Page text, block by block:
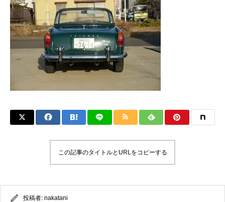
イギリス車
ENGLAND
ドイツ車
GERMANY
この記事のタイトルとURLをコピーする
投稿者: nakatani